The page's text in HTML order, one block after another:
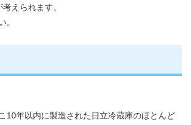
えられます。
。
10年以内に製造された日立冷蔵庫のほとんど